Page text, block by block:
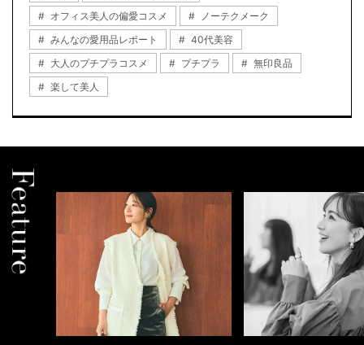
オフィス美人の偏愛コスメ
ノーテクメーク
みんなの愛用品レポート
40代美容
大人のプチプラコスメ
プチプラ
無印良品
楽して美人